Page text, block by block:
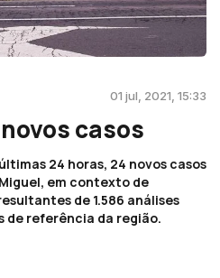
01 jul, 2021, 15:33
casos
24 horas, 24 novos casos
em contexto de
de 1.586 análises
de referência da região.